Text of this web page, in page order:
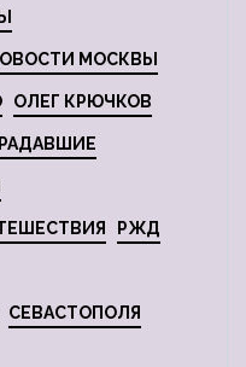
МОСКВЫ
ОЛЕГ КРЮЧКОВ
РЖД
СЕВАСТОПОЛЯ